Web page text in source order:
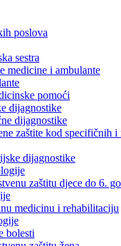
poslova
sestra
medicine i ambulante
pomoći
dijagnostike
dijagnostike
zaštite kod specifičnih
dijagnostike
zaštitu djece do 6.
medicinu i rehabilitaciju
bolesti